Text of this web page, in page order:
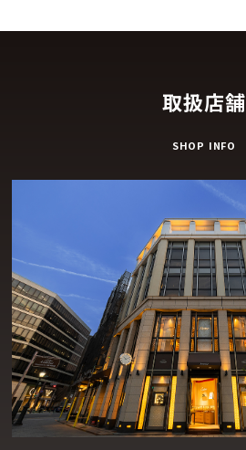
取扱店舗
SHOP INFO